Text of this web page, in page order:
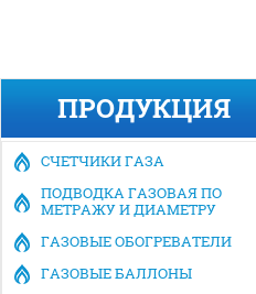
Заказать звонок
ПРОДУКЦИЯ
СЧЕТЧИКИ ГАЗА
ПОДВОДКА ГАЗОВАЯ ПО
МЕТРАЖУ И ДИАМЕТРУ
ГАЗОВЫЕ ОБОГРЕВАТЕЛИ
ГАЗОВЫЕ БАЛЛОНЫ